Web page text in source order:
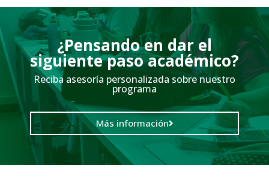
¿Pensando en dar el
siguiente paso académico?
Reciba asesoría personalizada sobre nuestro
programa
Más información